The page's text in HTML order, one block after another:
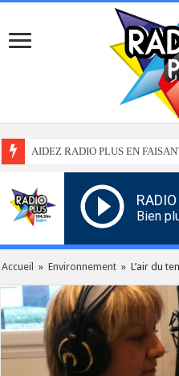
AIDEZ RADIO PLUS EN
Bien
Accueil » Environnement » L’air du